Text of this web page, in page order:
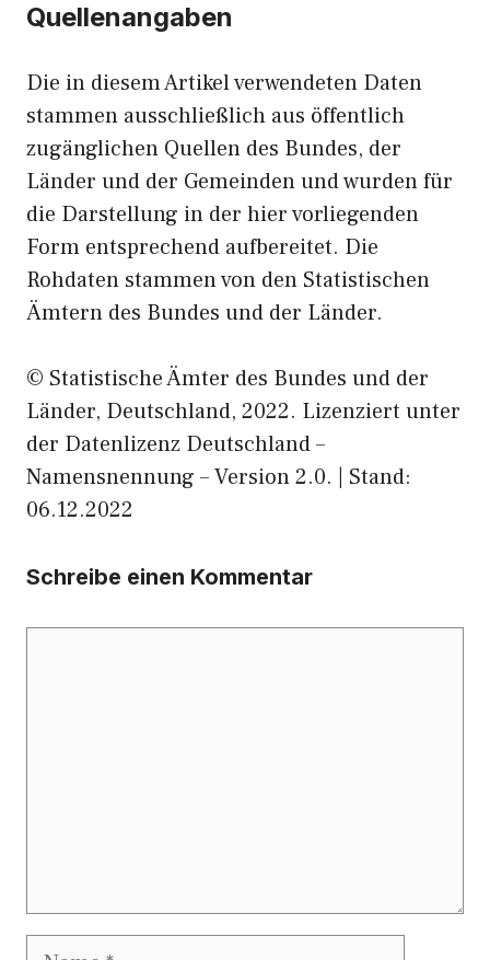
Quellenangaben
Die in diesem Artikel verwendeten Daten
stammen ausschließlich aus öffentlich
zugänglichen Quellen des Bundes, der
Länder und der Gemeinden und wurden für
die Darstellung in der hier vorliegenden
Form entsprechend aufbereitet. Die
Rohdaten stammen von den Statistischen
Ämtern des Bundes und der Länder.
© Statistische Ämter des Bundes und der
Länder, Deutschland, 2022. Lizenziert unter
der Datenlizenz Deutschland –
Namensnennung – Version 2.0. | Stand:
06.12.2022
Schreibe einen Kommentar
Name